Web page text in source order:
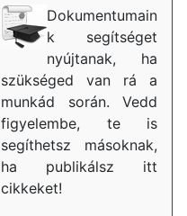
Dokumentumain
k segítséget
nyújtanak, ha
szükséged van rá a
munkád során. Vedd
figyelembe, te is
segíthetsz másoknak,
ha publikálsz itt
cikkeket!